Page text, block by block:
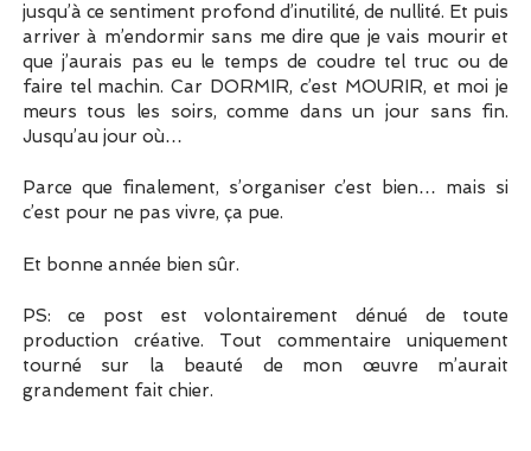
jusqu’à ce sentiment profond d’inutilité, de nullité. Et puis
arriver à m’endormir sans me dire que je vais mourir et
que j’aurais pas eu le temps de coudre tel truc ou de
faire tel machin. Car DORMIR, c’est MOURIR, et moi je
meurs tous les soirs, comme dans un jour sans fin.
Jusqu’au jour où…
Parce que finalement, s’organiser c’est bien… mais si
c’est pour ne pas vivre, ça pue.
Et bonne année bien sûr.
PS: ce post est volontairement dénué de toute
production créative. Tout commentaire uniquement
tourné sur la beauté de mon œuvre m’aurait
grandement fait chier.